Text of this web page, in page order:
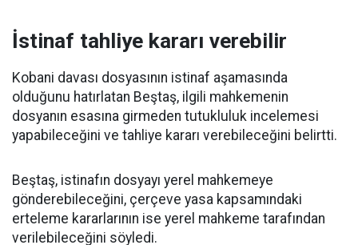
İstinaf tahliye kararı verebilir
Kobani davası dosyasının istinaf aşamasında
olduğunu hatırlatan Beştaş, ilgili mahkemenin
dosyanın esasına girmeden tutukluluk incelemesi
yapabileceğini ve tahliye kararı verebileceğini belirtti.
Beştaş, istinafın dosyayı yerel mahkemeye
gönderebileceğini, çerçeve yasa kapsamındaki
erteleme kararlarının ise yerel mahkeme tarafından
verilebileceğini söyledi.